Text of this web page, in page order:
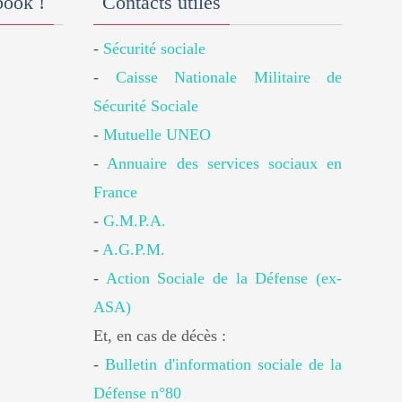
- Sécurité sociale
- Caisse Nationale Militaire de
Sécurité Sociale
-Mutuelle UNEO
-Annuaire des services sociaux en
France
-G.M.P.A.
-A.G.P.M.
- Action Sociale de la Défense (ex-
ASA)
Et, en cas de décès :
-Bulletin d'information sociale de la
Défense n°80